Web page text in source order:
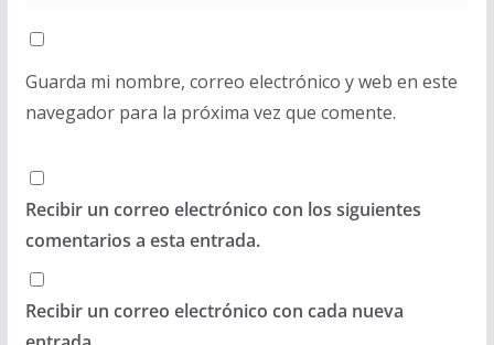
Guarda mi nombre, correo electrónico y web en este
navegador para la próxima vez que comente.
Recibir un correo electrónico con los siguientes
comentarios a esta entrada.
Recibir un correo electrónico con cada nueva